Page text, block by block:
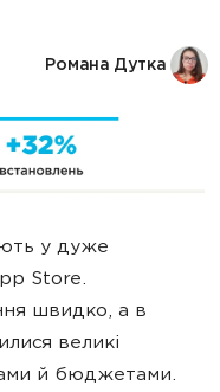
Романа Дутка
у дуже
Store.
швидко, а в
великі
й бюджетами.